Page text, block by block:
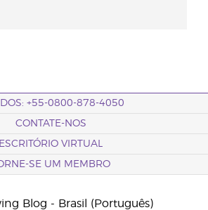
+55-0800-878-4050
CONTATE-NOS
ESCRITÓRIO VIRTUAL
SE UM MEMBRO
Blog - Brasil (Português)